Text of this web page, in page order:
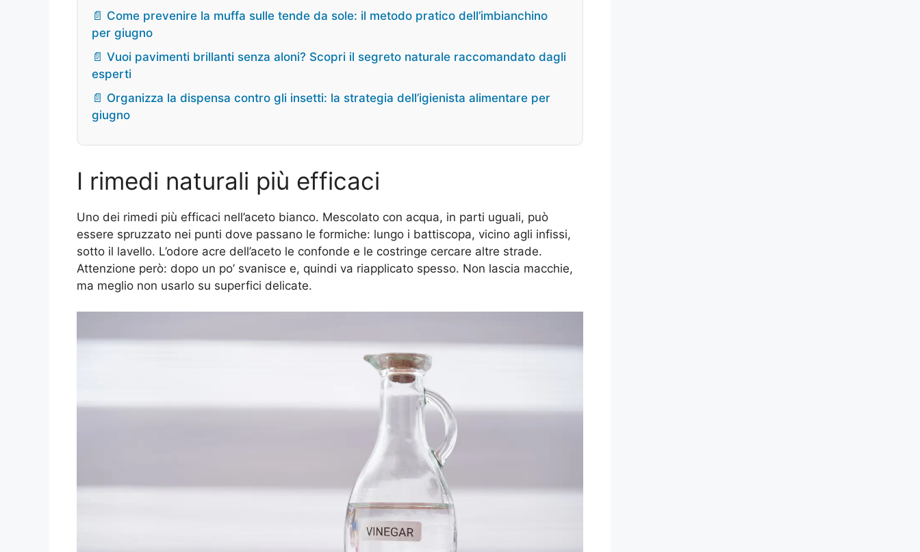
📄 Come prevenire la muffa sulle tende da sole: il metodo pratico dell’imbianchino
per giugno
📄 Vuoi pavimenti brillanti senza aloni? Scopri il segreto naturale raccomandato dagli
esperti
📄 Organizza la dispensa contro gli insetti: la strategia dell’igienista alimentare per
giugno
I rimedi naturali più efficaci
Uno dei rimedi più efficaci nell’aceto bianco. Mescolato con acqua, in parti uguali, può
essere spruzzato nei punti dove passano le formiche: lungo i battiscopa, vicino agli infissi,
sotto il lavello. L’odore acre dell’aceto le confonde e le costringe cercare altre strade.
Attenzione però: dopo un po’ svanisce e, quindi va riapplicato spesso. Non lascia macchie,
ma meglio non usarlo su superfici delicate.